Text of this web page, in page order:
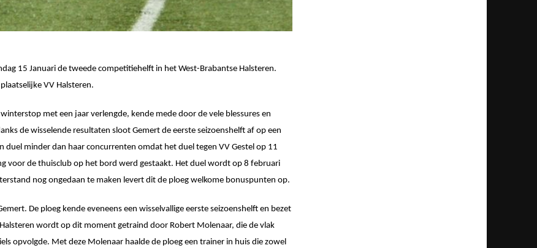
15 Januari de tweede competitiehelft in het West-Brabantse Halsteren.
VV Halsteren.
met een jaar verlengde, kende mede door de vele blessures en
de wisselende resultaten sloot Gemert de eerste seizoenshelft af op een
duel minder dan haar concurrenten omdat het duel tegen VV Gestel op 11
voor de thuisclub op het bord werd gestaakt. Het duel wordt op 8 februari
nog ongedaan te maken levert dit de ploeg welkome bonuspunten op.
De ploeg kende eveneens een wisselvallige eerste seizoenshelft en bezet
wordt op dit moment getraind door Robert Molenaar, die de vlak
opvolgde. Met deze Molenaar haalde de ploeg een trainer in huis die zowel